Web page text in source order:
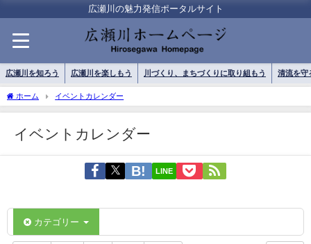
広瀬川の魅力発信ポータルサイト
広瀬川を知ろう 広瀬川を楽しもう 川づくり、まちづくりに取り組もう 清流を守
ホーム イベントカレンダー
イベントカレンダー
LINE
カテゴリー